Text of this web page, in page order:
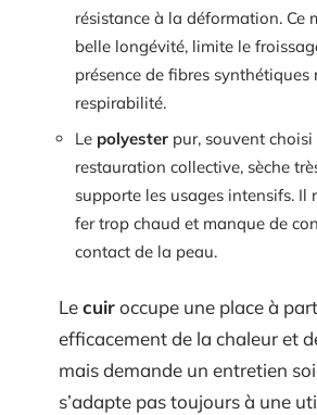
résistance à la déformation. Ce
belle longévité, limite le
présence de fibres synthétiques
respirabilité.
Le polyester pur, souvent choisi
restauration collective, sèche
supporte les usages intensifs. Il
fer trop chaud et manque de
contact de la peau.
Lecuiroccupe une place à
efficacement de la chaleur et
mais demande un entretien
s’adapte pas toujours à une